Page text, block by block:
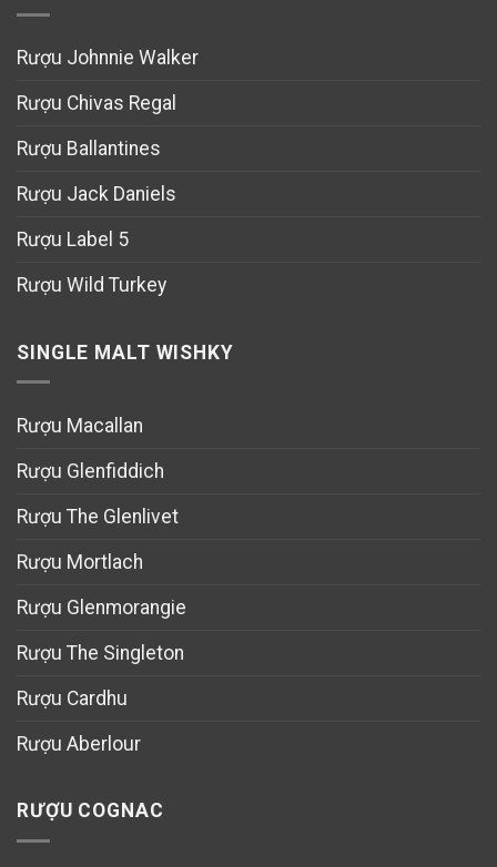
Rượu Johnnie Walker
Rượu Chivas Regal
Rượu Ballantines
Rượu Jack Daniels
Rượu Label 5
Rượu Wild Turkey
SINGLE MALT WISHKY
Rượu Macallan
Rượu Glenfiddich
Rượu The Glenlivet
Rượu Mortlach
Rượu Glenmorangie
Rượu The Singleton
Rượu Cardhu
Rượu Aberlour
RƯỢU COGNAC